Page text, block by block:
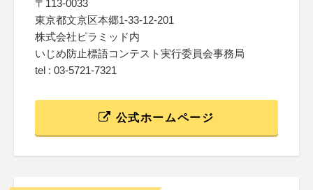
〒113-0033
東京都文京区本郷1-33-12-201
株式会社ピラミッド内
いじめ防止標語コンテスト実行委員会事務局
tel : 03-5721-7321
公式ホームページ